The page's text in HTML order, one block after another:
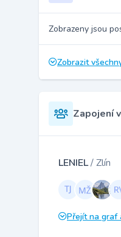
Zobrazeny jsou
Zobrazit
Zapojení
LENIEL/ Zlín
Přejít na graf